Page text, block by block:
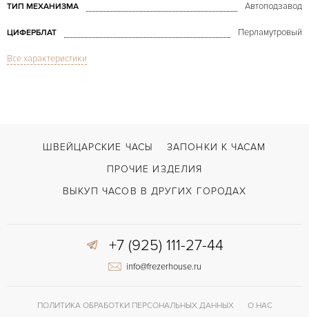
ТИП МЕХАНИЗМА Автоподзавод
ЦИФЕРБЛАТ Перламутровый
СТЕКЛО
ВОЗМОЖНОСТИ ДОСТАВКИ С документами, С футляром
Двойной сложности застежка
ДЛИНА БРАСЛЕТА, ДЛИННАЯ СТОРОНА
Римские
Все характеристики
ШВЕЙЦАРСКИЕ ЧАСЫ
ЗАПОНКИ К ЧАСАМ
ПРОЧИЕ ИЗДЕЛИЯ
ВЫКУП ЧАСОВ В ДРУГИХ ГОРОДАХ
+7 (925) 111-27-44
info@frezerhouse.ru
ПОЛИТИКА ОБРАБОТКИ ПЕРСОНАЛЬНЫХ ДАННЫХ
О НАС